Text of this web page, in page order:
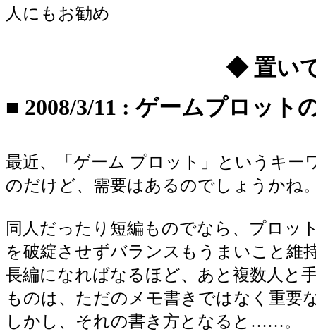
人にもお勧め
◆ 置い
■ 2008/3/11 :ゲームプロット
最近、「ゲーム プロット」というキ
のだけど、需要はあるのでしょうかね
同人だったり短編ものでなら、プロッ
を破綻させずバランスもうまいこと維
長編になればなるほど、あと複数人と
ものは、ただのメモ書きではなく重要
しかし、それの書き方となると……。